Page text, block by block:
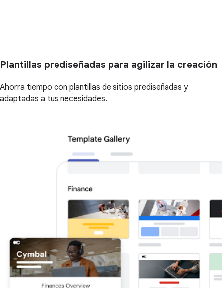
Plantillas prediseñadas para agilizar la creación
Ahorra tiempo con plantillas de sitios prediseñadas y
adaptadas a tus necesidades.